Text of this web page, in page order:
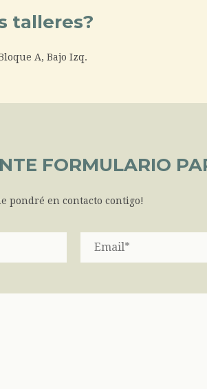
talleres?
A, Bajo Izq.
FORMULARIO
pondré en contacto contigo!